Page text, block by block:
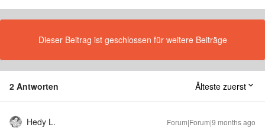
Dieser Beitrag ist geschlossen für weitere Beiträge
2 Antworten Älteste zuerst
Hedy L. Forum|Forum|9 months ago